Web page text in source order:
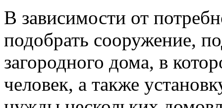
В зависимости от
подобрать сооружение,
загородного дома, в
человек, а также